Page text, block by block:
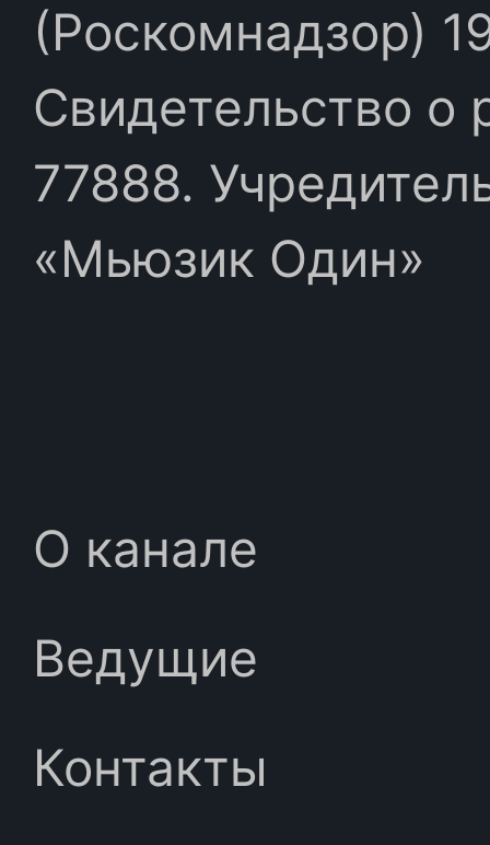
(Роскомнадзор)
Свидетельство
77888.
«Мьюзик Один»
О канале
Ведущие
Контакты